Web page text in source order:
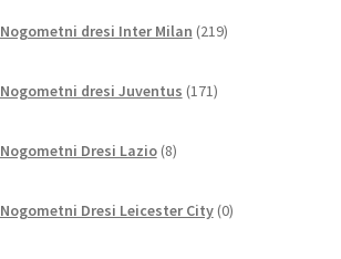
Nogometni dresi Inter Milan 219izdelkov
Nogometni dresi Juventus 171izdelkov
Nogometni Dresi Lazio 8izdelkov
Nogometni Dresi Leicester City 0izdelkov